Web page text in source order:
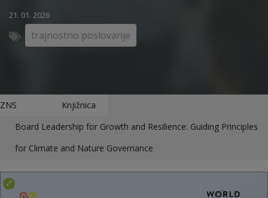
21. 01. 2026
trajnostno poslovanje
ZNS
Knjižnica
Board Leadership for Growth and Resilience: Guiding Principles
for Climate and Nature Governance